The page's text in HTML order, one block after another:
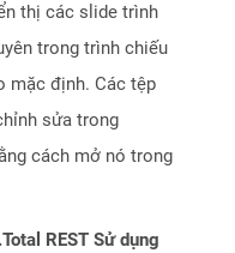
thị các slide trình
trong trình chiếu
mặc định. Các tệp
sửa trong
cách mở nó trong
REST Sử dụng